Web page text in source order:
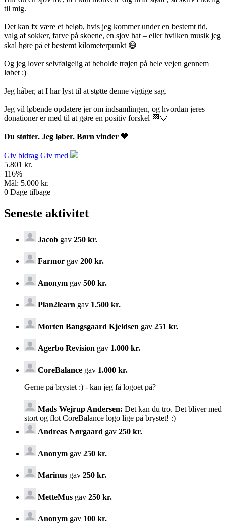
til mig.
Det kan fx være et beløb, hvis jeg kommer under en bestemt tid,
valg af sokker, farve på skoene, en sjov hat – eller hvilken musik jeg
skal høre på et bestemt kilometerpunkt 😄
Og jeg lover selvfølgelig at beholde trøjen på hele vejen gennem
løbet :)
Jeg håber, at I har lyst til at støtte denne vigtige sag.
Jeg vil løbende opdatere jer om indsamlingen, og hvordan jeres
donationer er med til at gøre en positiv forskel 🏁💙
Du støtter. Jeg løber. Børn vinder 💙
Giv bidrag Giv med
5.801 kr.
116%
Mål: 5.000 kr.
0 Dage tilbage
Seneste aktivitet
Jacob gav 250 kr.
Farmor gav 200 kr.
Anonym gav 500 kr.
Plan2learn gav 1.500 kr.
Morten Bangsgaard Kjeldsen gav 251 kr.
Agerbo Revision gav 1.000 kr.
CoreBalance gav 1.000 kr.
Gerne på brystet :) - kan jeg få logoet på?
Mads Wejrup Andersen: Det kan du tro. Det bliver med
stort og flot CoreBalance logo lige på brystet! :)
Andreas Nørgaard gav 250 kr.
Anonym gav 250 kr.
Marinus gav 250 kr.
MetteMus gav 250 kr.
Anonym gav 100 kr.